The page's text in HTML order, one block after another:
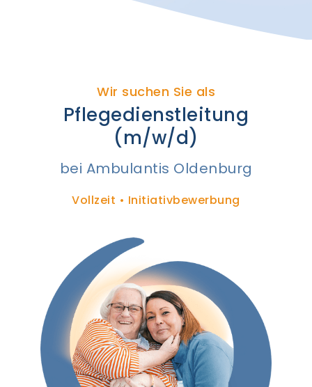
Wir suchen Sie als
Pflegedienstleitung
(m/w/d)
bei Ambulantis Oldenburg
Vollzeit • Initiativbewerbung